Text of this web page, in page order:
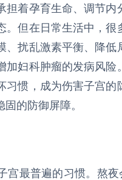
担着孕育生命、调节
但在日常生活中，
、扰乱激素平衡、降
加妇科肿瘤的发病风
习惯，成为伤害子宫
的防御屏障。
宫最普遍的习惯。熬